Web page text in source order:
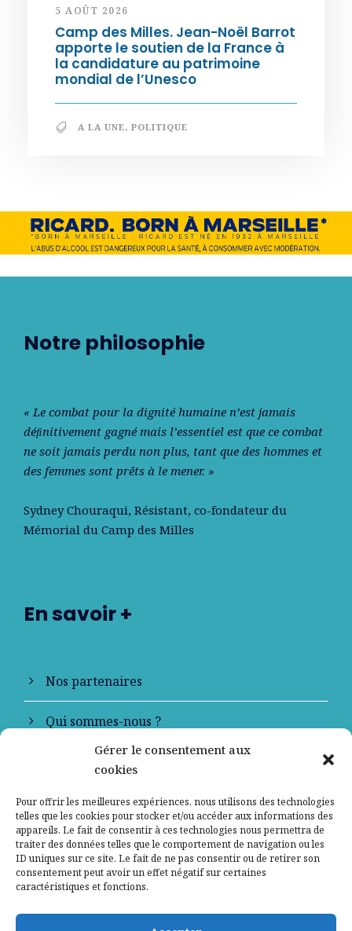
Gérer le consentement aux
cookies
Pour offrir les meilleures expériences, nous utilisons des technologies
telles que les cookies pour stocker et/ou accéder aux informations des
appareils. Le fait de consentir à ces technologies nous permettra de
traiter des données telles que le comportement de navigation ou les
ID uniques sur ce site. Le fait de ne pas consentir ou de retirer son
consentement peut avoir un effet négatif sur certaines
caractéristiques et fonctions.
5 AOÛT 2026
Camp des Milles. Jean-Noël Barrot
apporte le soutien de la France à
la candidature au patrimoine
mondial de l’Unesco
A LA UNE, POLITIQUE
Notre philosophie
« Le combat pour la dignité humaine n’est jamais
déﬁnitivement gagné mais l’essentiel est que ce combat
ne soit jamais perdu non plus, tant que des hommes et
des femmes sont prêts à le mener. »
Sydney Chouraqui, Résistant, co-fondateur du
Mémorial du Camp des Milles
En savoir +
Nos partenaires
Qui sommes-nous ?
Contactez-nous
Mentions légales
Politique de confidentialité